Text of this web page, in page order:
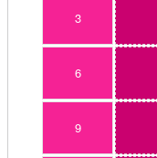
3
6
9